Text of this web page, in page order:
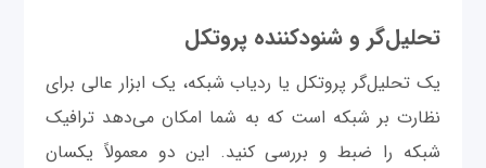
تحلیل‌گر و شنودکننده پروتکل
یک تحلیل‌گر پروتکل یا ردیاب شبکه، یک ابزار عالی برای
نظارت بر شبکه است که به شما امکان می‌دهد ترافیک
شبکه را ضبط و بررسی کنید. این دو معمولاً یکسان